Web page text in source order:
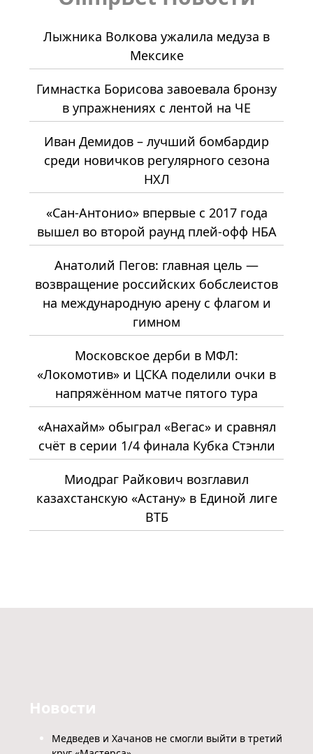
Лыжника Волкова ужалила медуза в
Мексике
Гимнастка Борисова завоевала бронзу
в упражнениях с лентой на ЧЕ
Иван Демидов – лучший бомбардир
среди новичков регулярного сезона
НХЛ
«Сан-Антонио» впервые с 2017 года
вышел во второй раунд плей-офф НБА
Анатолий Пегов: главная цель —
возвращение российских бобслеистов
на международную арену с флагом и
гимном
Московское дерби в МФЛ:
«Локомотив» и ЦСКА поделили очки в
напряжённом матче пятого тура
«Анахайм» обыграл «Вегас» и сравнял
счёт в серии 1/4 финала Кубка Стэнли
Миодраг Райкович возглавил
казахстанскую «Астану» в Единой лиге
ВТБ
Новости
Медведев и Хачанов не смогли выйти в третий